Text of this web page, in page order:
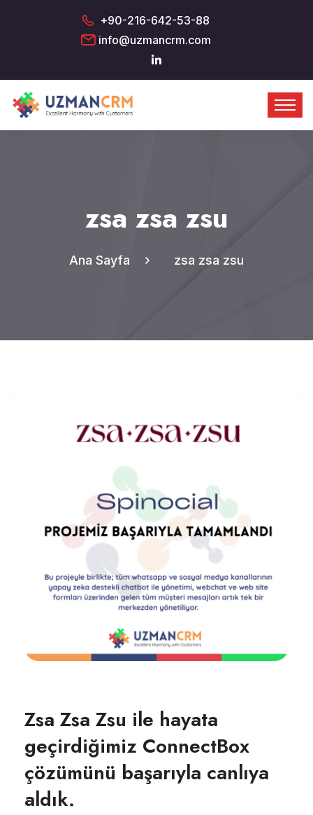
+90-216-642-53-88
info@uzmancrm.com
zsa zsa zsu
Ana Sayfa zsa zsa zsu
Zsa Zsa Zsu ile hayata
geçirdiğimiz ConnectBox
çözümünü başarıyla canlıya
aldık.